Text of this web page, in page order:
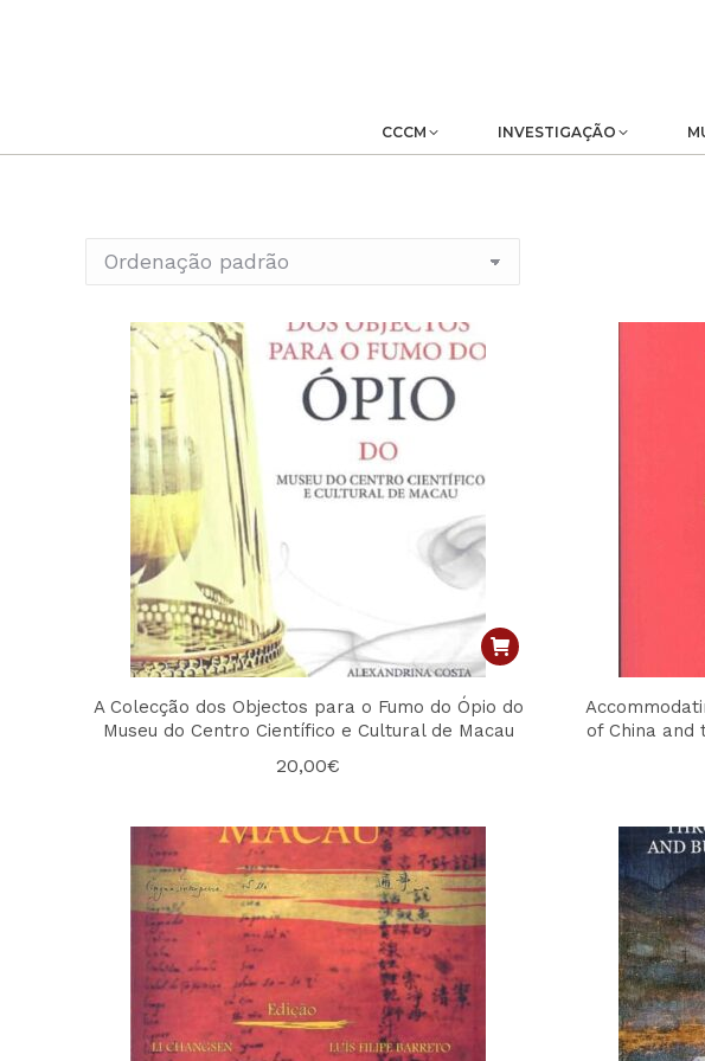
CCCM INVESTIGAÇÃO
A Colecção dos Objectos para o Fumo do Ópio do
Museu do Centro Científico e Cultural de Macau
20,00€
of China and